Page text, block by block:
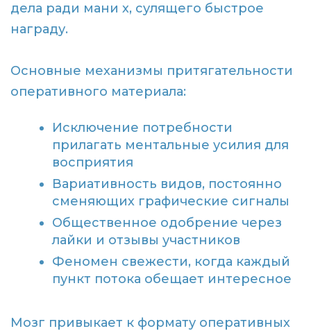
дела ради мани х, сулящего быстрое
награду.
Основные механизмы притягательности
оперативного материала:
Исключение потребности
прилагать ментальные усилия для
восприятия
Вариативность видов, постоянно
сменяющих графические сигналы
Общественное одобрение через
лайки и отзывы участников
Феномен свежести, когда каждый
пункт потока обещает интересное
Мозг привыкает к формату оперативных